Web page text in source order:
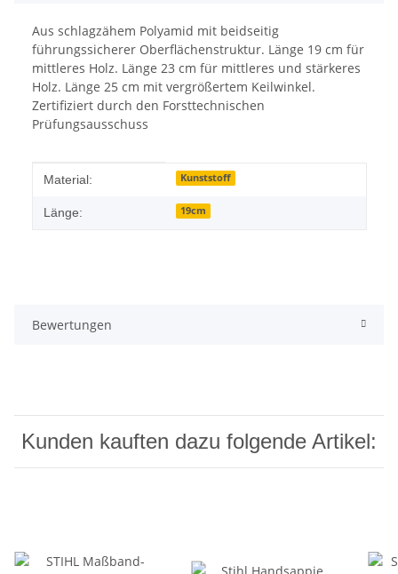
Aus schlagzähem Polyamid mit beidseitig
führungssicherer Oberflächenstruktur. Länge 19 cm für
mittleres Holz. Länge 23 cm für mittleres und stärkeres
Holz. Länge 25 cm mit vergrößertem Keilwinkel.
Zertifiziert durch den Forsttechnischen
Prüfungsausschuss
Produkteigenschaft
Wert
Material: Kunststoff
Länge: 19cm
Bewertungen
Kunden kauften dazu folgende Artikel: